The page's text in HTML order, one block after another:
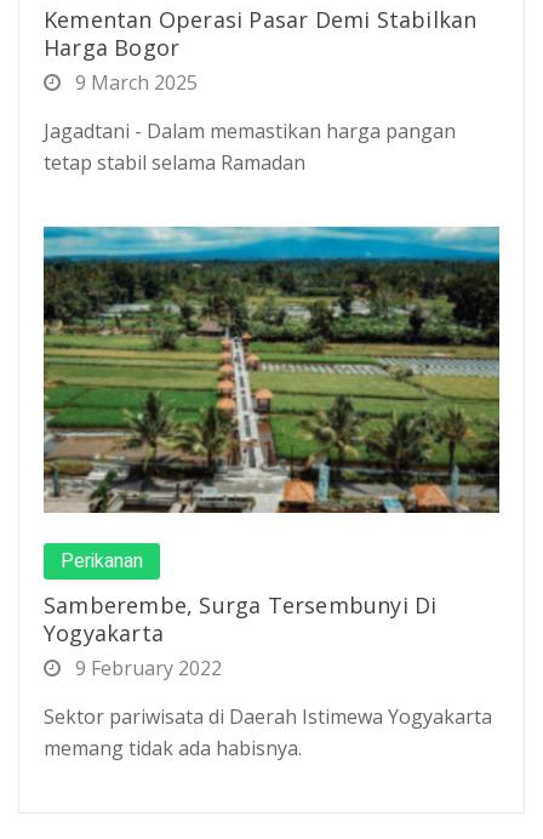
Kementan Operasi Pasar Demi Stabilkan
Harga Bogor
9 March 2025
Jagadtani - Dalam memastikan harga pangan
tetap stabil selama Ramadan
Perikanan
Samberembe, Surga Tersembunyi Di
Yogyakarta
9 February 2022
Sektor pariwisata di Daerah Istimewa Yogyakarta
memang tidak ada habisnya.